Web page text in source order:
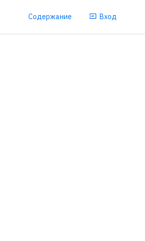
Содержание Вход